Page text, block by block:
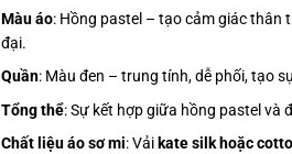
Màu áo: Hồng pastel – tạo cảm giác thân
đại.
Quần: Màu đen – trung tính, dễ phối, tạo
Tổng thể: Sự kết hợp giữa hồng pastel và
Chất liệu áo sơ mi: Vải kate silk hoặc